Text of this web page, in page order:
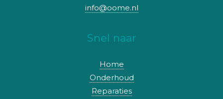
info@oome.nl
Snel naar
Home
Onderhoud
Reparaties